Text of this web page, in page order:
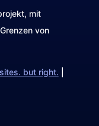
mit
von
but right.